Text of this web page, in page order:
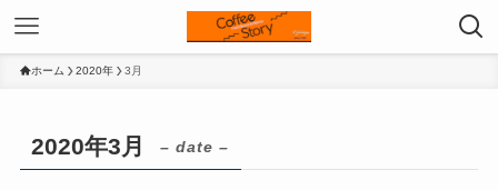
ホーム 2020年 3月
2020年3月 – date –